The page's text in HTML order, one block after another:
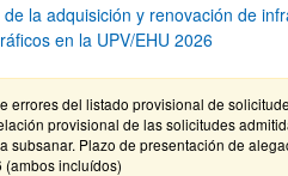
la adquisición y renovación de
en la UPV/EHU 2026
errores del listado provisional de
provisional de las solicitudes
subsanar. Plazo de presentación de
incluídos)